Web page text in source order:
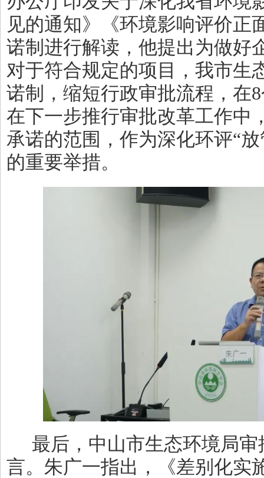
见的通知》《环境影响评价正
诺制进行解读，他提出为做好
对于符合规定的项目，我市生
诺制，缩短行政审批流程，在8
在下一步推行审批改革工作中
承诺的范围，作为深化环评“
的重要举措。
最后，中山市生态环境局
言。朱广一指出，《差别化实